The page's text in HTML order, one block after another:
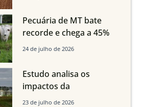
Maranhão
Pecuária de MT bate
recorde e chega a 45%
dos bovinos abatidos
24 de julho de 2026
Estudo analisa os
impactos da
infraestrutura logística
23 de julho de 2026